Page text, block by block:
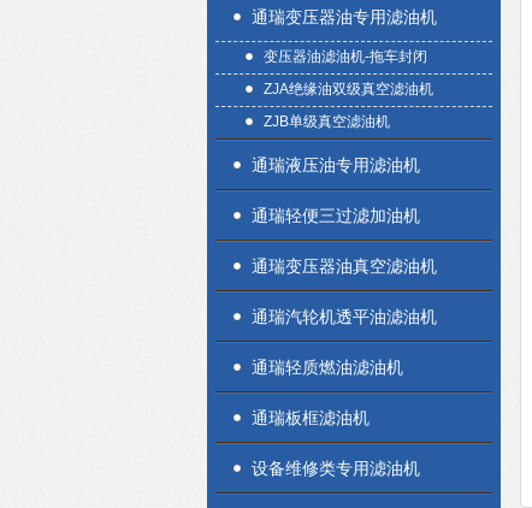
通瑞变压器油专用滤油机
变压器油滤油机-拖车封闭
ZJA绝缘油双级真空滤油机
ZJB单级真空滤油机
通瑞液压油专用滤油机
通瑞轻便三过滤加油机
通瑞变压器油真空滤油机
通瑞汽轮机透平油滤油机
通瑞轻质燃油滤油机
通瑞板框滤油机
设备维修类专用滤油机